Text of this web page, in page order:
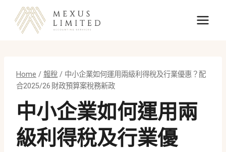
content
Home / 報稅 / 中小企業如何運用兩級利得稅及行業優惠？配
合2025/26 財政預算案稅務新政
中小企業如何運用兩
級利得稅及行業優